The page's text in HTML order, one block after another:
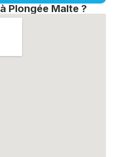
Plongée Malte ?